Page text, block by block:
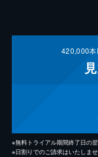
420,000
※無料トライアル期間終了日の
※日割りでのご請求はいたしませ